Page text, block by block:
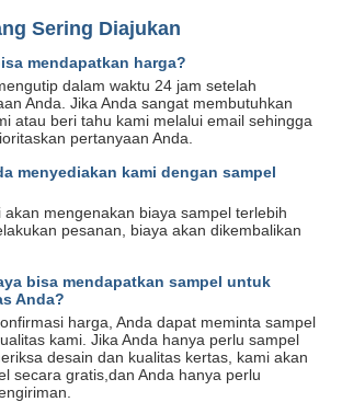
Sering Diajukan
mendapatkan harga?
dalam waktu 24 jam setelah
Anda. Jika Anda sangat membutuhkan
atau beri tahu kami melalui email sehingga
pertanyaan Anda.
menyediakan kami dengan sampel
akan mengenakan biaya sampel terlebih
pesanan, biaya akan dikembalikan
bisa mendapatkan sampel untuk
Anda?
harga, Anda dapat meminta sampel
kami. Jika Anda hanya perlu sampel
desain dan kualitas kertas, kami akan
secara gratis,dan Anda hanya perlu